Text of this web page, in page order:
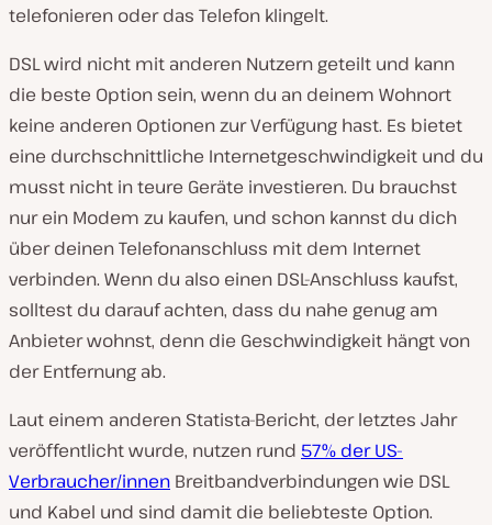
telefonieren oder das Telefon klingelt.
DSL wird nicht mit anderen Nutzern geteilt und kann
die beste Option sein, wenn du an deinem Wohnort
keine anderen Optionen zur Verfügung hast. Es bietet
eine durchschnittliche Internetgeschwindigkeit und du
musst nicht in teure Geräte investieren. Du brauchst
nur ein Modem zu kaufen, und schon kannst du dich
über deinen Telefonanschluss mit dem Internet
verbinden. Wenn du also einen DSL-Anschluss kaufst,
solltest du darauf achten, dass du nahe genug am
Anbieter wohnst, denn die Geschwindigkeit hängt von
der Entfernung ab.
Laut einem anderen Statista-Bericht, der letztes Jahr
veröffentlicht wurde, nutzen rund 57% der US-
Verbraucher/innen Breitbandverbindungen wie DSL
und Kabel und sind damit die beliebteste Option.